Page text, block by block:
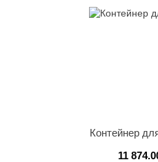
Контейнер
11